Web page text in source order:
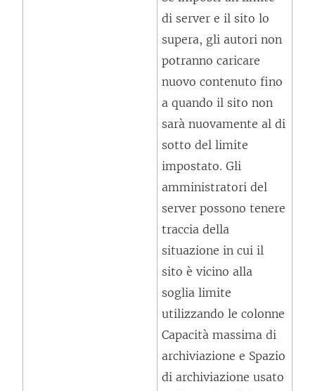
di server e il sito lo
supera, gli autori non
potranno caricare
nuovo contenuto fino
a quando il sito non
sarà nuovamente al di
sotto del limite
impostato. Gli
amministratori del
server possono tenere
traccia della
situazione in cui il
sito è vicino alla
soglia limite
utilizzando le colonne
Capacità massima di
archiviazione e Spazio
di archiviazione usato